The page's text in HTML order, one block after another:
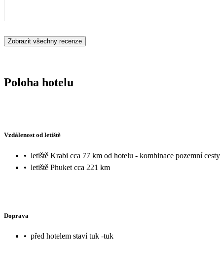
Zobrazit všechny recenze
Poloha hotelu
Vzdálenost od letiště
• letiště Krabi cca 77 km od hotelu - kombinace pozemní
• letiště Phuket cca 221 km
Doprava
• před hotelem staví tuk -tuk